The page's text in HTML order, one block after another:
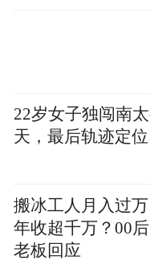
去年2月，巴拿马
旗 视觉中国
22岁女子独闯南
天，最后轨迹定
搬冰工人月入过
年收超千万？00
老板回应